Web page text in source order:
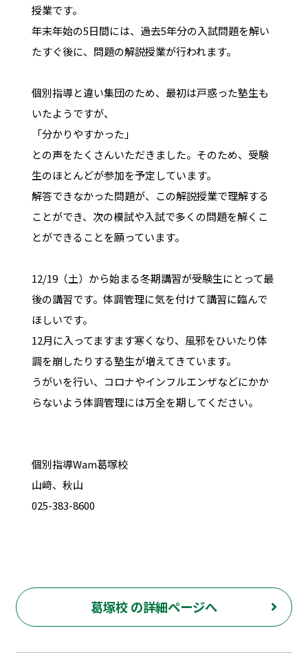
授業です。
年末年始の5日間には、過去5年分の入試問題を解い
たすぐ後に、問題の解説授業が行われます。
個別指導と違い集団のため、最初は戸惑った塾生も
いたようですが、
「分かりやすかった」
との声をたくさんいただきました。そのため、受験
生のほとんどが参加を予定しています。
解答できなかった問題が、この解説授業で理解する
ことができ、次の模試や入試で多くの問題を解くこ
とができることを願っています。
12/19（土）から始まる冬期講習が受験生にとって最
後の講習です。体調管理に気を付けて講習に臨んで
ほしいです。
12月に入ってますます寒くなり、風邪をひいたり体
調を崩したりする塾生が増えてきています。
うがいを行い、コロナやインフルエンザなどにかか
らないよう体調管理には万全を期してください。
個別指導Wam葛塚校
山﨑、秋山
025-383-8600
葛塚校 の詳細ページへ